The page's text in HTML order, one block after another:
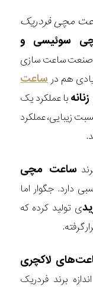
مچی فردریک
سوئیسی و
صنعت ساعت سازی
هم در ساعت
با عملکرد یک
زیبایی، عملکرد
ساعت مچی
دارد. جگوار اما
ی تولید کرده که
گرفته.
لاکچری
برند فردریک